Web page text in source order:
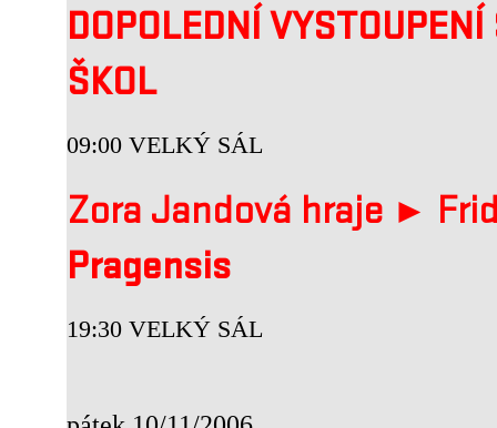
DOPOLEDNÍ
ŠKOL
09:00 VELKÝ SÁL
Zora Jandová hraje ►
Pragensis
19:30 VELKÝ SÁL